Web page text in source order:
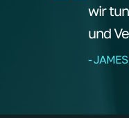
wir
und
-